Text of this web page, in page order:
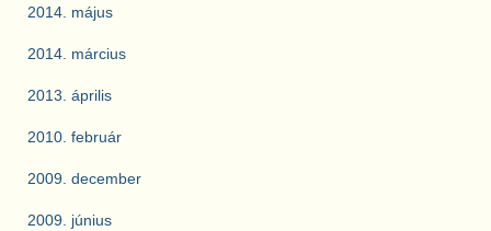
2014. május
2014. március
2013. április
2010. február
2009. december
2009. június